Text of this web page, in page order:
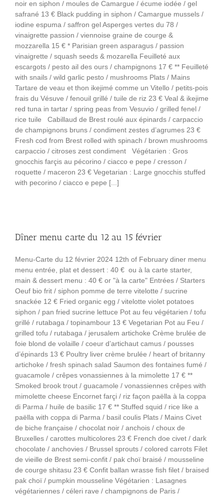
noir en siphon / moules de Camargue / écume iodée / gel
safrané 13 € Black pudding in siphon / Camargue mussels /
iodine espuma / saffron gel Asperges vertes du 78 /
vinaigrette passion / viennoise graine de courge &
mozzarella 15 € * Parisian green asparagus / passion
vinaigrette / squash seeds & mozarella Feuilleté aux
escargots / pesto ail des ours / champignons 17 € ** Feuilleté
with snails / wild garlic pesto / mushrooms Plats / Mains
Tartare de veau et thon ikejimé comme un Vitello / petits-pois
frais du Vésuve / fenouil grillé / tuile de riz 23 € Veal & ikejime
red tuna in tartar / spring peas from Vesuvio / grilled fenel /
rice tuile Cabillaud de Brest roulé aux épinards / carpaccio
de champignons bruns / condiment zestes d’agrumes 23 €
Fresh cod from Brest rolled with spinach / brown mushrooms
carpaccio / citroses zest condiment Végétarien : Gros
gnocchis farçis au pécorino / ciacco e pepe / cresson /
roquette / maceron 23 € Vegetarian : Large gnocchis stuffed
with pecorino / ciacco e pepe [...]
Dîner menu carte du 12 au 15 février
Menu-Carte du 12 février 2024 12th of February diner menu
menu entrée, plat et dessert : 40 € ou à la carte starter,
main & dessert menu : 40 € or "à la carte" Entrées / Starters
Oeuf bio frit / siphon pomme de terre vitelotte / sucrine
snackée 12 € Fried organic egg / vitelotte violet potatoes
siphon / pan fried sucrine lettuce Pot au feu végétarien / tofu
grillé / rutabaga / topinambour 13 € Vegetarian Pot au Feu /
grilled tofu / rutabaga / jerusalem artichoke Crème brulée de
foie blond de volaille / coeur d’artichaut camus / pousses
d’épinards 13 € Poultry liver crème brulée / heart of britanny
artichoke / fresh spinach salad Saumon des fontaines fumé /
guacamole / crêpes vonassiennes à la mimolette 17 € **
Smoked brook trout / guacamole / vonassiennes crêpes with
mimolette cheese Encornet farçi / riz façon paëlla à la coppa
di Parma / huile de basilic 17 € ** Stuffed squid / rice like a
paëlla with coppa di Parma / basil coulis Plats / Mains Civet
de biche française / chocolat noir / anchois / choux de
Bruxelles / carottes multicolores 23 € French doe civet / dark
chocolate / anchovies / Brussel sprouts / colored carrots Filet
de vieille de Brest semi-confit / pak choï braisé / mousseline
de courge shitasu 23 € Confit ballan wrasse fish filet / braised
pak choï / pumpkin mousseline Végétarien : Lasagnes
végétariennes / céleri rave / champignons de Paris /